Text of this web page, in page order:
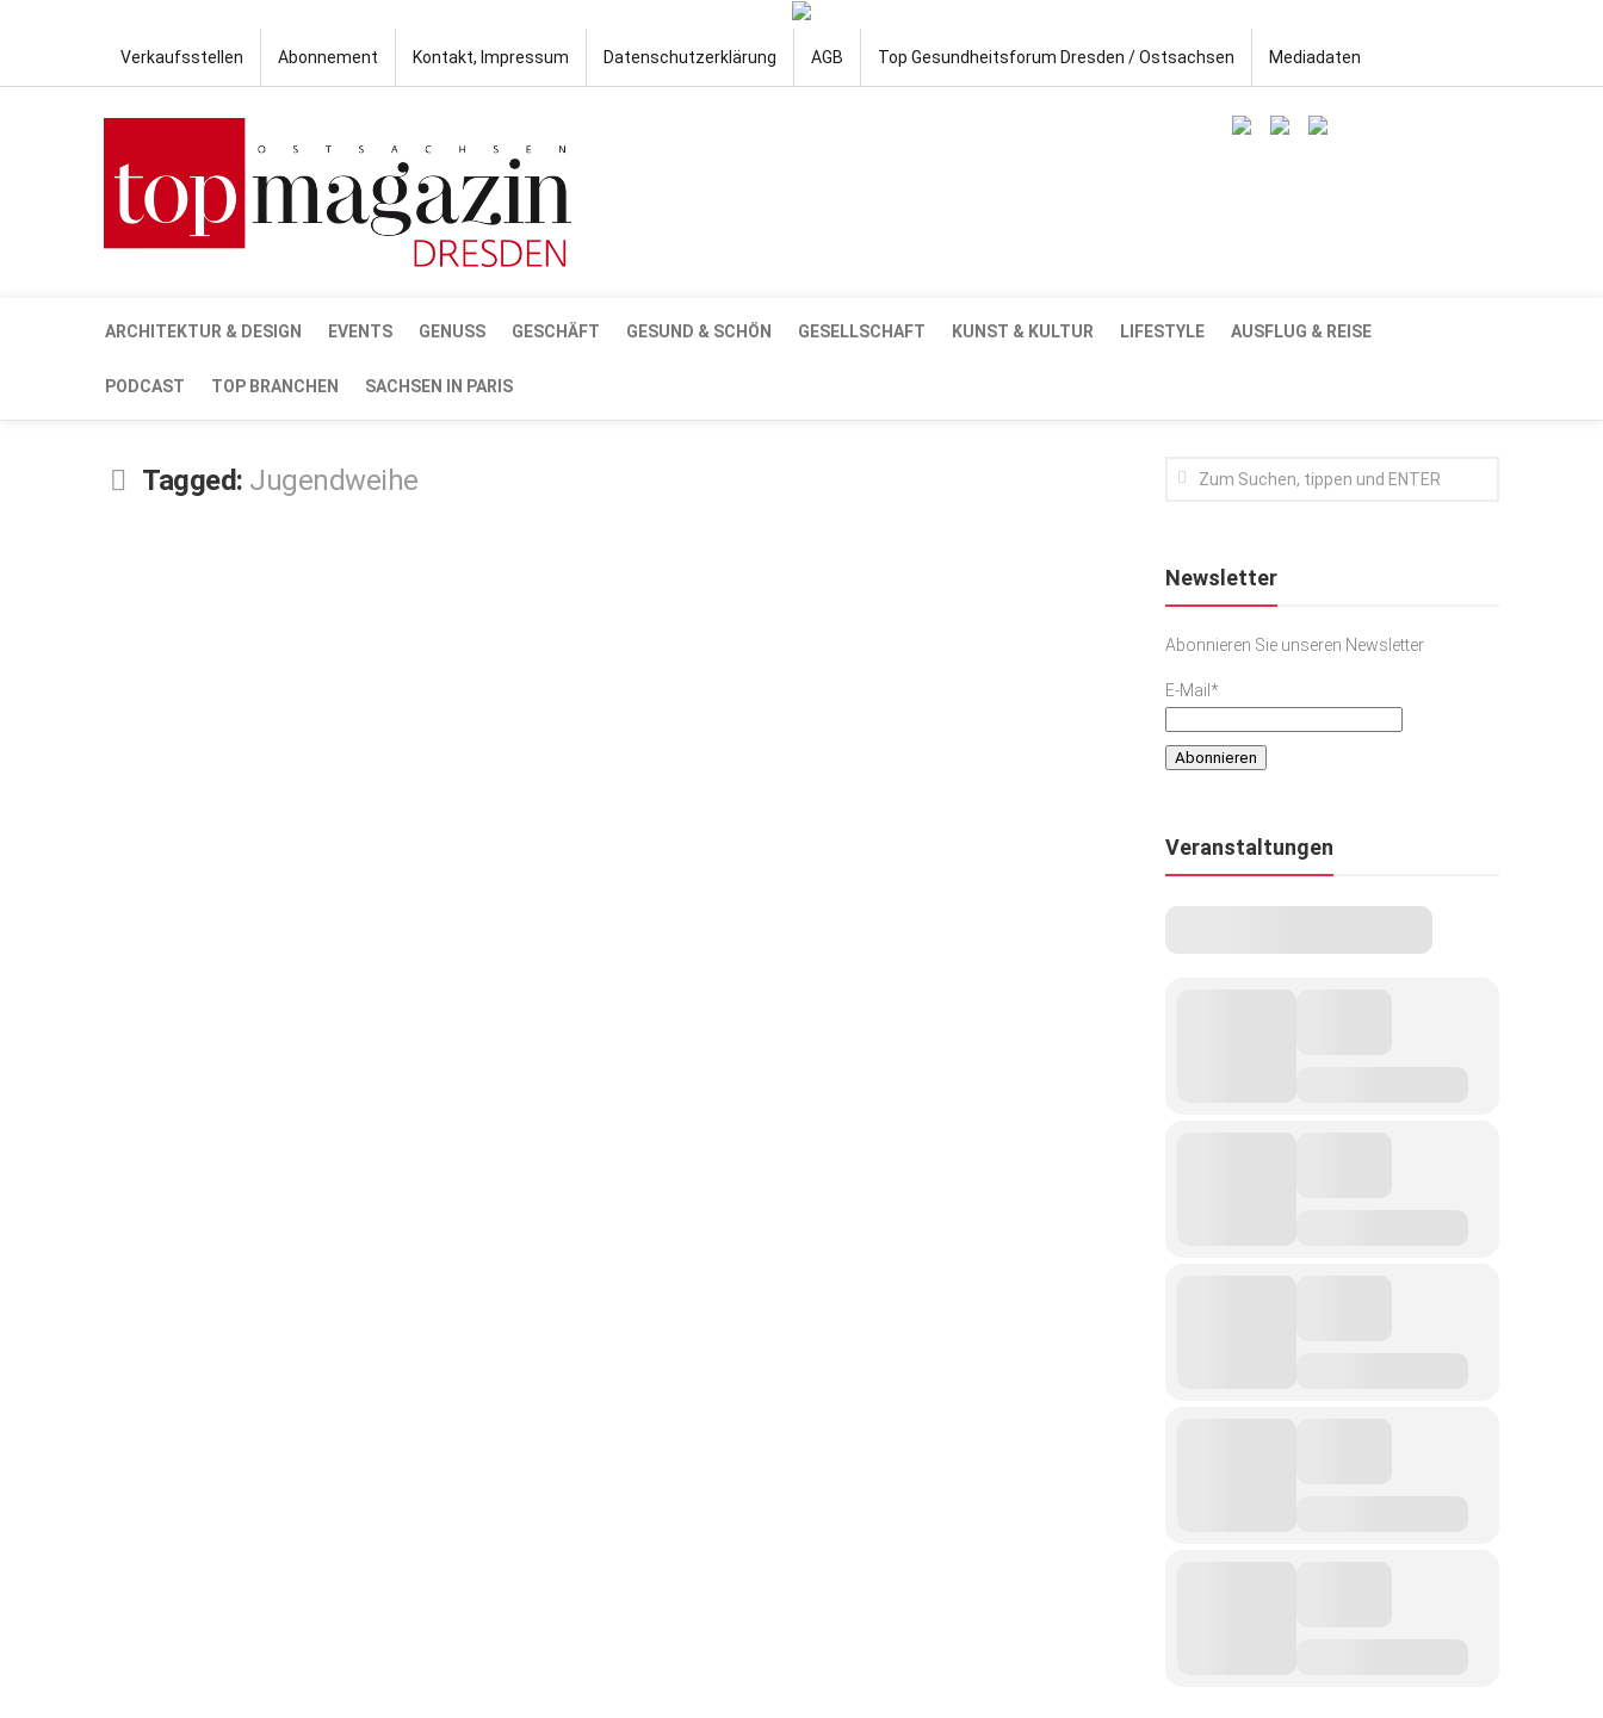
Verkaufsstellen Abonnement Kontakt, Impressum Datenschutzerklärung AGB Top Gesundheitsforum Dresden / Ostsachsen Mediadaten
ARCHITEKTUR & DESIGN EVENTS GENUSS GESCHÄFT GESUND & SCHÖN GESELLSCHAFT KUNST & KULTUR LIFESTYLE AUSFLUG & REISE
PODCAST TOP BRANCHEN SACHSEN IN PARIS
Tagged: Jugendweihe
Newsletter
Abonnieren Sie unseren Newsletter
E-Mail*
Veranstaltungen